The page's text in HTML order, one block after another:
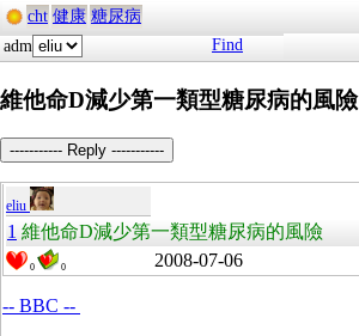
cht 健康 糖尿病
adm
Find
維他命D減少第一類型糖尿病的風險
----------- Reply -----------
eliu
1 維他命D減少第一類型糖尿病的風險
0 0 2008-07-06
-- BBC --